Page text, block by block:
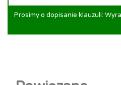
Prosimy o dopisanie klauzuli: